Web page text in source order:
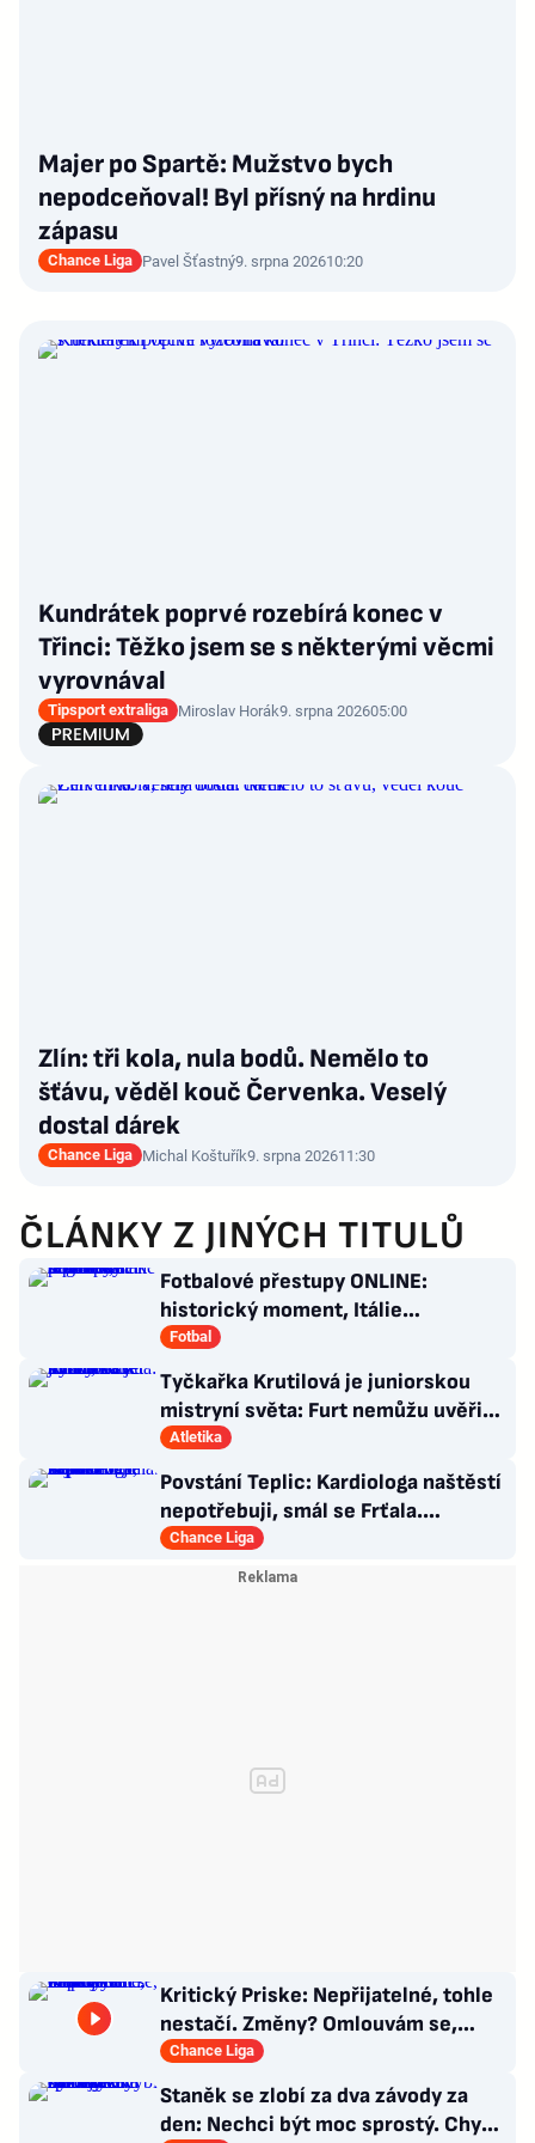
Majer po Spartě: Mužstvo bych
nepodceňoval! Byl přísný na hrdinu
zápasu
Chance Liga Pavel Šťastný9. srpna 202610:20
Kundrátek poprvé rozebírá konec v
Třinci: Těžko jsem se s některými věcmi
vyrovnával
Tipsport extraliga Miroslav Horák9. srpna 202605:00
Zlín: tři kola, nula bodů. Nemělo to
šťávu, věděl kouč Červenka. Veselý
dostal dárek
Chance Liga Michal Koštuřík9. srpna 202611:30
ČLÁNKY Z JINÝCH TITULŮ
Fotbalové přestupy ONLINE:
historický moment, Itálie
angažovala k reprezentaci šermířku
Fotbal
Tyčkařka Krutilová je juniorskou
mistryní světa: Furt nemůžu uvěřit,
co se stalo!
Atletika
Povstání Teplic: Kardiologa naštěstí
nepotřebuji, smál se Frťala.
Promluvil o zájmu Plzně
Chance Liga
Kritický Priske: Nepřijatelné, tohle
nestačí. Změny? Omlouvám se,
nedokážu odpovědět
Chance Liga
Staněk se zlobí za dva závody za
den: Nechci být moc sprostý. Chybí